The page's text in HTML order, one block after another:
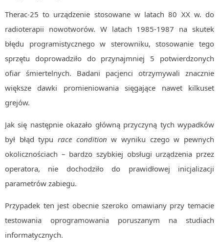
Therac-25 to urządzenie stosowane w latach 80 XX w. do
radioterapii nowotworów. W latach 1985-1987 na skutek
błędu programistycznego w sterowniku, stosowanie tego
sprzętu doprowadziło do przynajmniej 5 potwierdzonych
ofiar śmiertelnych. Badani pacjenci otrzymywali znacznie
większe dawki promieniowania sięgające nawet kilkuset
grejów.
Jak się następnie okazało główną przyczyną tych wypadków
był błąd typu race condition w wyniku czego w pewnych
okolicznościach – bardzo szybkiej obsługi urządzenia przez
operatora, nie dochodziło do prawidłowej inicjalizacji
parametrów zabiegu.
Przypadek ten jest obecnie szeroko omawiany przy temacie
testowania oprogramowania poruszanym na studiach
informatycznych.